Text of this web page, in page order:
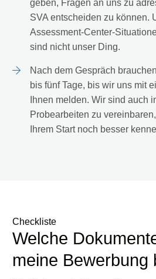
geben, Fragen an uns zu
SVA entscheiden zu können.
Assessment-Center-
sind nicht unser Ding.
Nach dem Gespräch
bis fünf Tage, bis wir uns mit
Ihnen melden. Wir sind auch
Probearbeiten zu
Ihrem Start noch besser
Checkliste
Welche
meine Bewerbung